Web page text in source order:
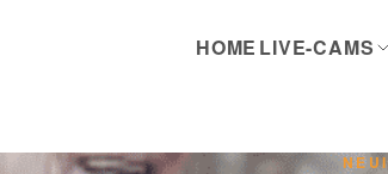
HOME LIVE-CAMS